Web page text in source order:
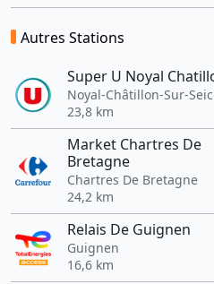
Autres Stations
Super U Noyal
Noyal-Châtillon-Sur-
23,8 km
Market Chartres De
Bretagne
Chartres De Bretagne
24,2 km
Relais De Guignen
Guignen
16,6 km